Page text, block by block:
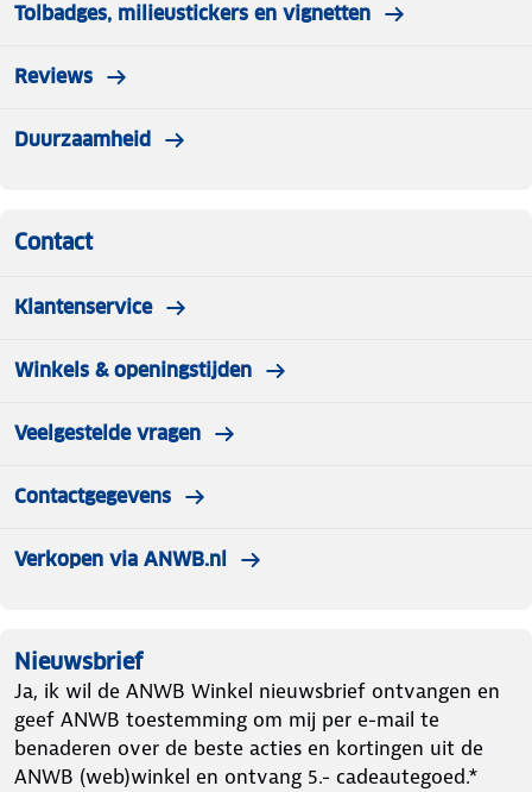
Tolbadges, milieustickers en vignetten
Reviews
Duurzaamheid
Contact
Klantenservice
Winkels & openingstijden
Veelgestelde vragen
Contactgegevens
Verkopen via ANWB.nl
Nieuwsbrief
Ja, ik wil de ANWB Winkel nieuwsbrief ontvangen en
geef ANWB toestemming om mij per e-mail te
benaderen over de beste acties en kortingen uit de
ANWB (web)winkel en ontvang 5.- cadeautegoed.*